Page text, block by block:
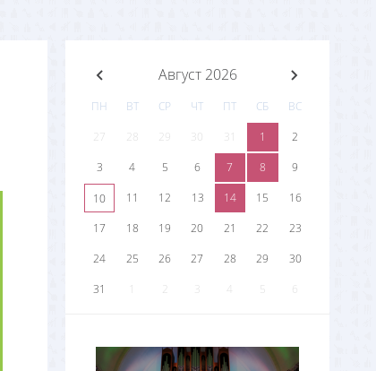
Август 2026
ПН ВТ СР ЧТ ПТ СБ
ВС
27
28 29 31 1
2
3
4 5 6 7 8 9
10 11 12 13 14 15
16
17
18 19 20 21 22
23
24
25 26 27 28 29
30
31
1 2 4 6